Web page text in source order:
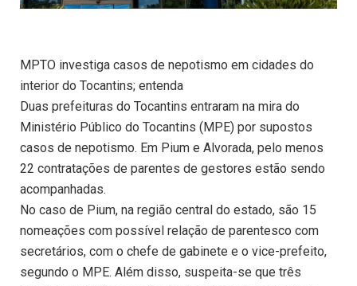
MPTO investiga casos de nepotismo em cidades do
interior do Tocantins; entenda
Duas prefeituras do Tocantins entraram na mira do
Ministério Público do Tocantins (MPE) por supostos
casos de nepotismo. Em Pium e Alvorada, pelo menos
22 contratações de parentes de gestores estão sendo
acompanhadas.
No caso de Pium, na região central do estado, são 15
nomeações com possível relação de parentesco com
secretários, com o chefe de gabinete e o vice-prefeito,
segundo o MPE. Além disso, suspeita-se que três